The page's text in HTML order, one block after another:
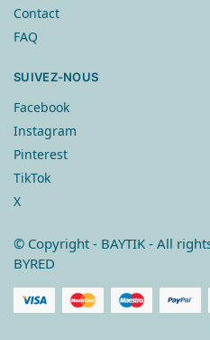
Contact
FAQ
SUIVEZ-NOUS
Facebook
Instagram
Pinterest
TikTok
X
© Copyright - BAYTIK - All
BYRED